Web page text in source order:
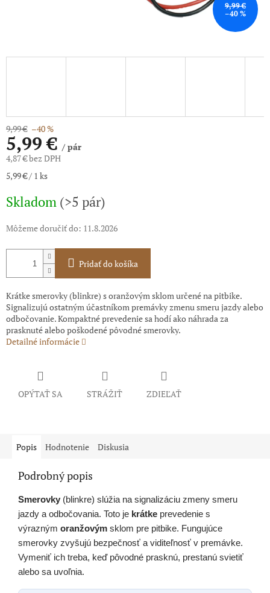
9,99 €
–40 %
9,99 € –40 %
5,99 €/ pár
4,87 € bez DPH
Jednotková
5,99 € / 1 ks
Skladom (>5 pár)
Môžeme doručiť do: 11.8.2026
Pridať do košíka
Krátke smerovky (blinkre) s oranžovým sklom určené na pitbike.
Signalizujú ostatným účastníkom premávky zmenu smeru jazdy alebo
odbočovanie. Kompaktné prevedenie sa hodí ako náhrada za
prasknuté alebo poškodené pôvodné smerovky.
Detailné informácie
OPÝTAŤ SA STRÁŽIŤ ZDIEĽAŤ
Popis Hodnotenie Diskusia
Podrobný popis
Smerovky (blinkre) slúžia na signalizáciu zmeny smeru
jazdy a odbočovania. Toto je krátke prevedenie s
výrazným oranžovým sklom pre pitbike. Fungujúce
smerovky zvyšujú bezpečnosť a viditeľnosť v premávke.
Vymeniť ich treba, keď pôvodné prasknú, prestanú svietiť
alebo sa uvoľnia.